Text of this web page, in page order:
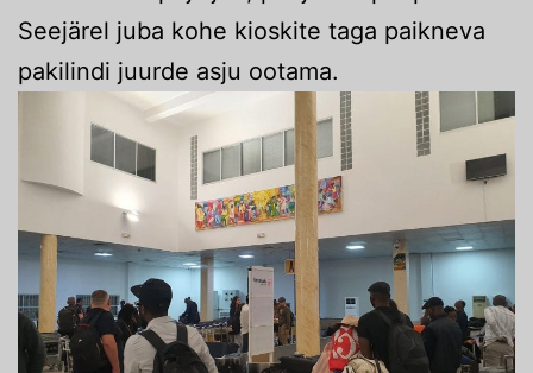
Seejärel juba kohe kioskite taga paikneva
pakilindi juurde asju ootama.